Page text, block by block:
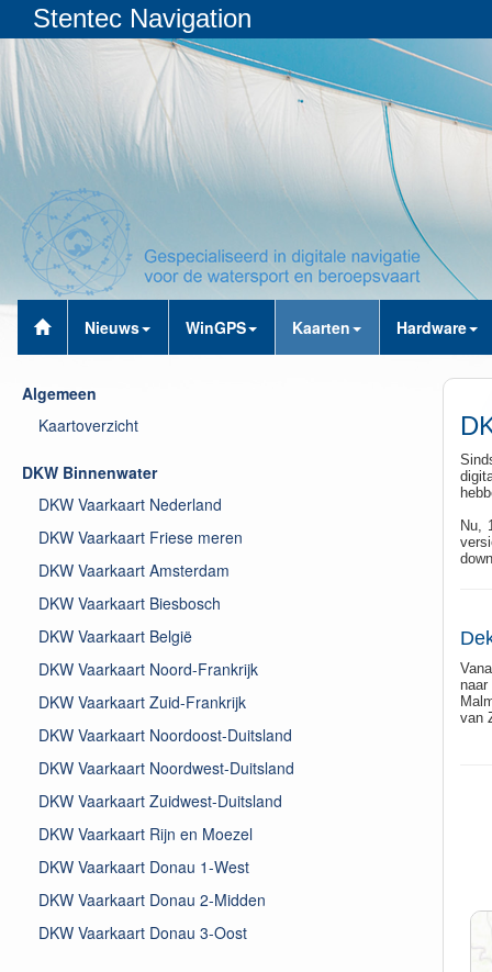
Stentec Navigation
Nieuws WinGPS Kaarten Hardware
Nu,
naar
van
Algemeen
Kaartoverzicht
DKW Binnenwater
DKW Vaarkaart Nederland
DKW Vaarkaart Friese meren
DKW Vaarkaart Amsterdam
DKW Vaarkaart Biesbosch
DKW Vaarkaart België
DKW Vaarkaart Noord-Frankrijk
DKW Vaarkaart Zuid-Frankrijk
DKW Vaarkaart Noordoost-Duitsland
DKW Vaarkaart Noordwest-Duitsland
DKW Vaarkaart Zuidwest-Duitsland
DKW Vaarkaart Rijn en Moezel
DKW Vaarkaart Donau 1-West
DKW Vaarkaart Donau 2-Midden
DKW Vaarkaart Donau 3-Oost